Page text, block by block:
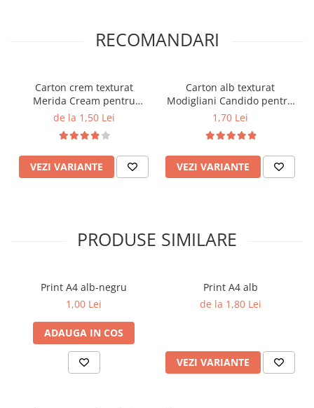
RECOMANDARI
Carton crem texturat
Merida Cream pentru
invitatii de nunta
de la 1,50 Lei
VEZI VARIANTE
Carton alb texturat
Modigliani Candido pentru
invitatii de nunta
1,70 Lei
VEZI VARIANTE
PRODUSE SIMILARE
Print A4 alb-negru
1,00 Lei
ADAUGA IN COS
Print A4 alb
de la 1,80 Lei
VEZI VARIANTE